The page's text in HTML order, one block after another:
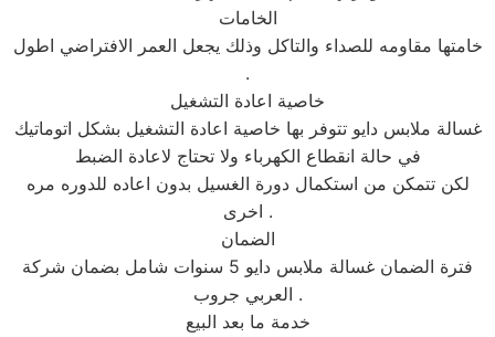
الخامات
خامتها مقاومه للصداء والتاكل وذلك يجعل العمر الافتراضي اطول
.
خاصية اعادة التشغيل
غسالة ملابس دايو تتوفر بها خاصية اعادة التشغيل بشكل اتوماتيك
في حالة انقطاع الكهرباء ولا تحتاج لاعادة الضبط
لكن تتمكن من استكمال دورة الغسيل بدون اعاده للدوره مره
اخرى .
الضمان
فترة الضمان غسالة ملابس دايو 5 سنوات شامل بضمان شركة
العربي جروب .
خدمة ما بعد البيع